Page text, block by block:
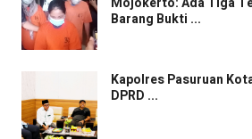
Barang Bukti ...
Kapolres Pasuruan
DPRD ...